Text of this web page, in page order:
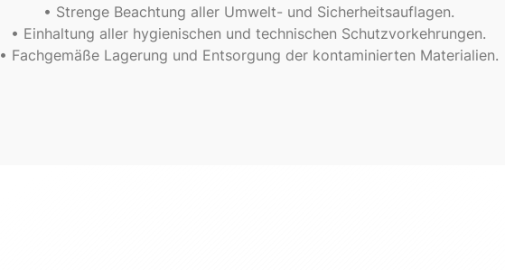
• Strenge Beachtung aller Umwelt- und Sicherheitsauflagen.
• Einhaltung aller hygienischen und technischen Schutzvorkehrungen.
• Fachgemäße Lagerung und Entsorgung der kontaminierten Materialien.